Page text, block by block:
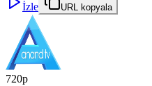
İzle URL kopyala
720p